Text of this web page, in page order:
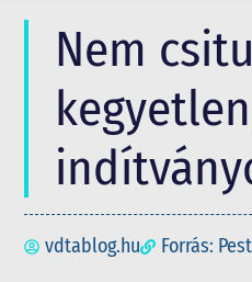
Nem
vdtablog.hu Forrás: